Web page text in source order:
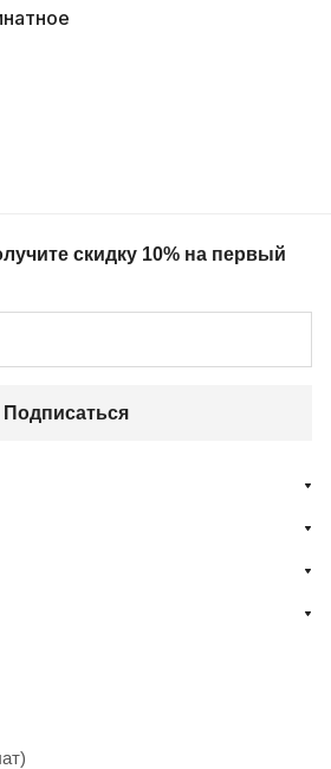
скидку 10% на первый
Подписаться